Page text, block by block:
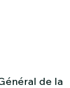
de la